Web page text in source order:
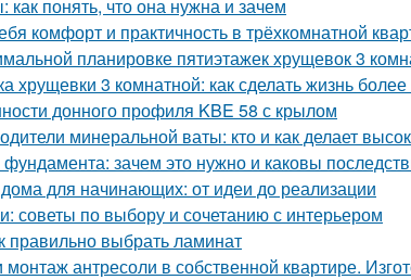
как понять, что она нужна и зачем
комфорт и практичность в трёхкомнатной
планировке пятиэтажек хрущевок 3
хрущевки 3 комнатной: как сделать жизнь
донного профиля KBE 58 с крылом
минеральной ваты: кто и как делает
зачем это нужно и каковы
для начинающих: от идеи до реализации
советы по выбору и сочетанию с интерьером
правильно выбрать ламинат
монтаж антресоли в собственной квартире.